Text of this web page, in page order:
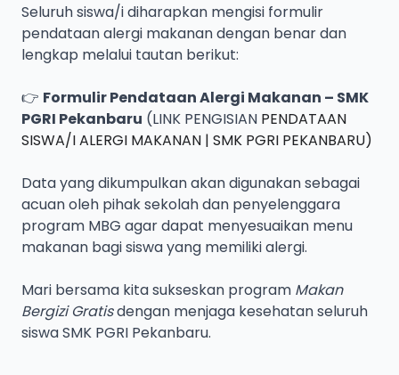
Seluruh siswa/i diharapkan mengisi formulir
pendataan alergi makanan dengan benar dan
lengkap melalui tautan berikut:
👉 Formulir Pendataan Alergi Makanan – SMK
PGRI Pekanbaru (LINK PENGISIAN PENDATAAN
SISWA/I ALERGI MAKANAN | SMK PGRI PEKANBARU)
Data yang dikumpulkan akan digunakan sebagai
acuan oleh pihak sekolah dan penyelenggara
program MBG agar dapat menyesuaikan menu
makanan bagi siswa yang memiliki alergi.
Mari bersama kita sukseskan program Makan
Bergizi Gratisdengan menjaga kesehatan seluruh
siswa SMK PGRI Pekanbaru.